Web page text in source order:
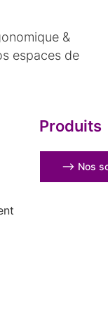
&
espaces de
Produits
⟶ Nos